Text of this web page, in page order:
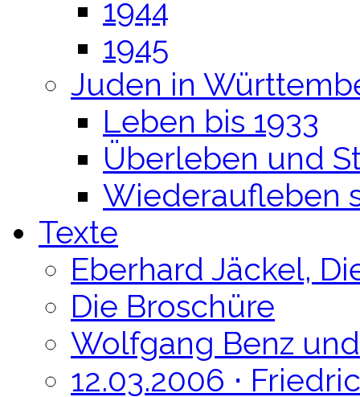
1944
1945
Juden in
Leben bis 1933
Überleben und
Wiederaufleben
Texte
Eberhard Jäckel,
Die Broschüre
Wolfgang Benz
12.03.2006 ⋅